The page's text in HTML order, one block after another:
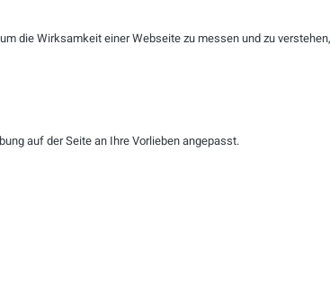
für Ihren
einen neuen
Risiken - KI
die Wirksamkeit einer Webseite zu messen und zu
auf der Seite an Ihre Vorlieben angepasst.